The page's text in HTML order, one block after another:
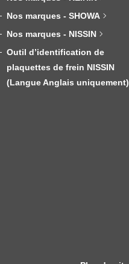
Nos marques - SHOWA
Nos marques - NISSIN
Outil d’identification de
plaquettes de frein NISSIN
(Langue Anglais uniquement)